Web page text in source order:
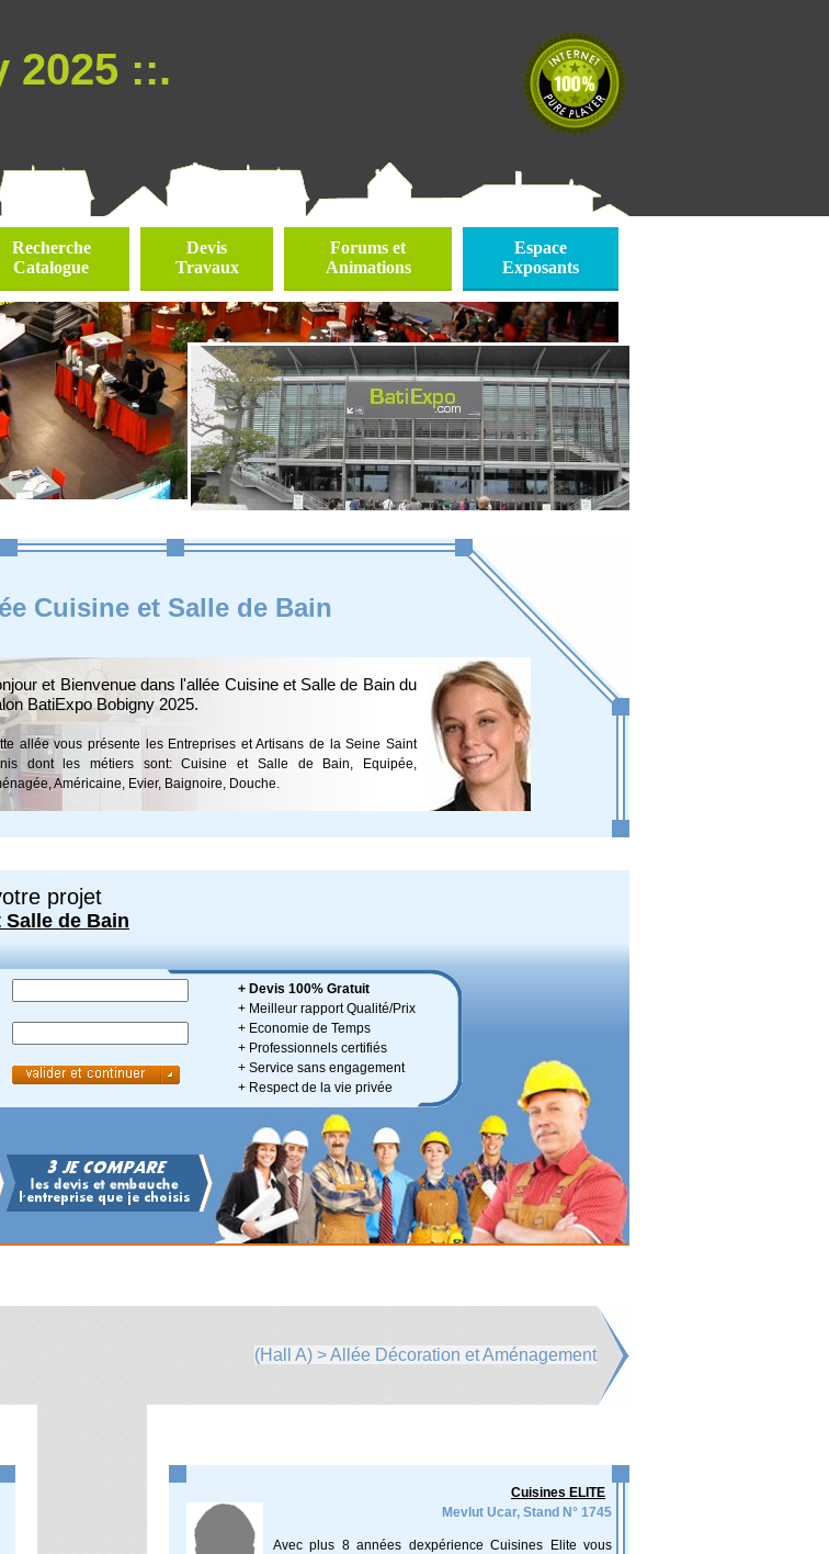
2025 ::.
Recherche
Catalogue
Devis
Travaux
Forums et
Animations
Espace
Exposants
Cuisine et Salle de Bain
et Bienvenue dans l'allée Cuisine et Salle de Bain du
BatiExpo Bobigny 2025.
allée vous présente les Entreprises et Artisans de la Seine Saint
dont les métiers sont: Cuisine et Salle de Bain, Equipée,
Américaine, Evier, Baignoire, Douche.
projet
de Bain
+ Devis 100% Gratuit
+ Meilleur rapport Qualité/Prix
+ Economie de Temps
+ Professionnels certifiés
+ Service sans engagement
+ Respect de la vie privée
(Hall A) > Allée Décoration et Aménagement
Cuisines ELITE
Mevlut Ucar, Stand N° 1745
Avec plus 8 années dexpérience Cuisines Elite vous